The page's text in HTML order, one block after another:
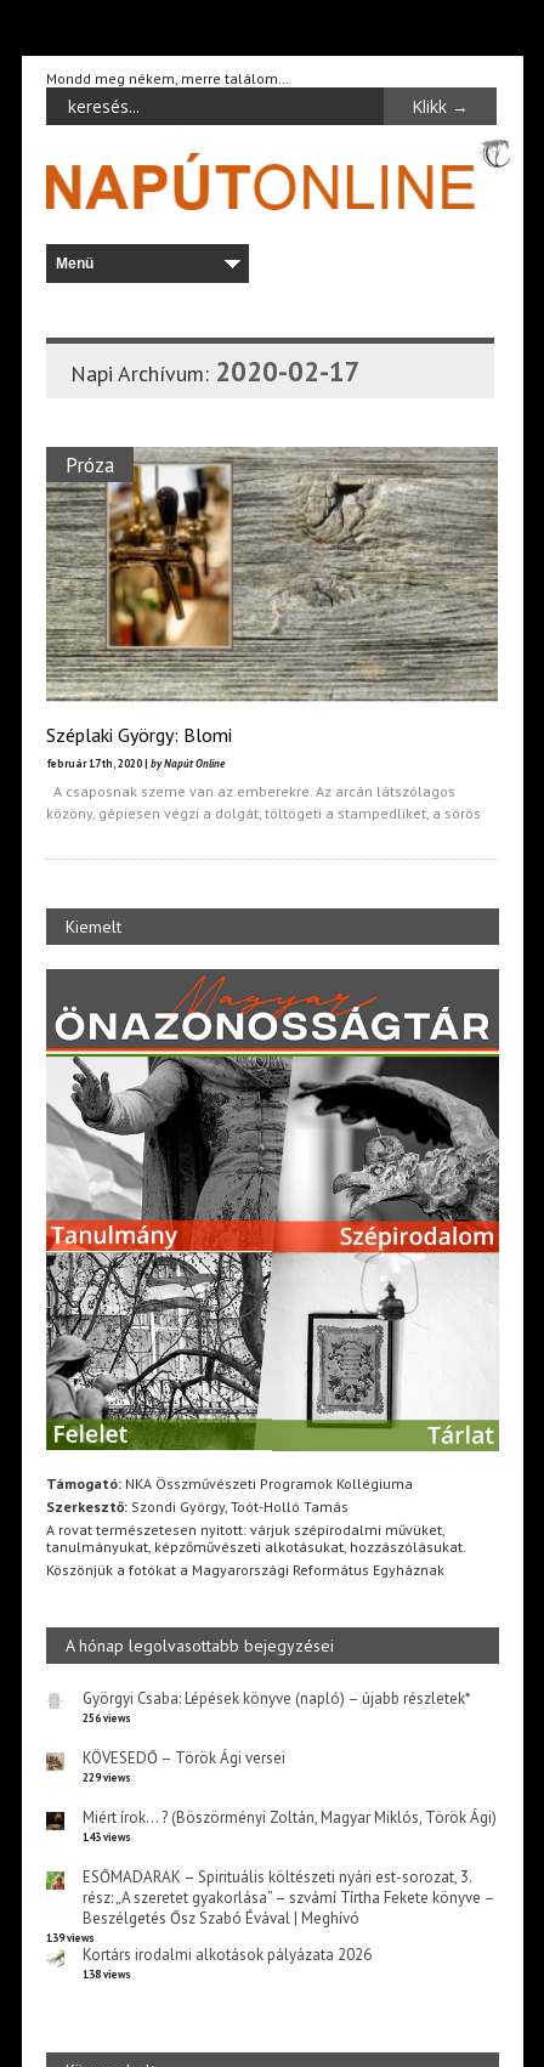
Mondd meg nékem, merre találom…
Napi Archívum: 2020-02-17
Próza
Széplaki György: Blomi
február 17th, 2020 | by Napút Online
A csaposnak szeme van az emberekre. Az arcán látszólagos
közöny, gépiesen végzi a dolgát, töltögeti a stampedliket, a sörös
Kiemelt
Támogató:NKA Összművészeti Programok Kollégiuma
Szerkesztő:Szondi György, Toót-Holló Tamás
A rovat természetesen nyitott: várjuk szépirodalmi művüket,
tanulmányukat, képzőművészeti alkotásukat, hozzászólásukat.
Köszönjük a fotókat a Magyarországi Református Egyháznak
A hónap legolvasottabb bejegyzései
Györgyi Csaba: Lépések könyve (napló) – újabb részletek*
256 views
KÖVESEDŐ – Török Ági versei
229 views
Miért írok… ? (Böszörményi Zoltán, Magyar Miklós, Török Ági)
143 views
ESŐMADARAK – Spirituális költészeti nyári est-sorozat, 3.
rész: „A szeretet gyakorlása” – szvámí Tírtha Fekete könyve –
Beszélgetés Ősz Szabó Évával | Meghívó
139 views
Kortárs irodalmi alkotások pályázata 2026
138 views